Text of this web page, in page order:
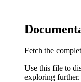
Fetch the
Use this file to
exploring further.